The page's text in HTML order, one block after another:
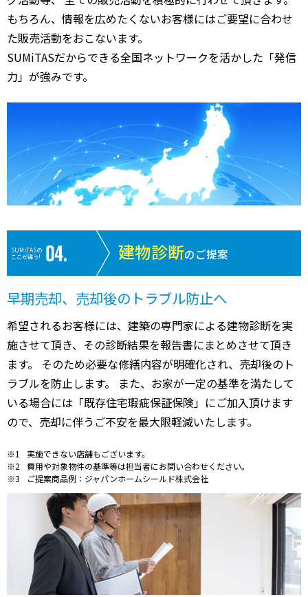
もちろん、情報を広めたくないお客様にはご要望に合わせ
た販売活動をおこないます。
SUMiTASだからできる全国ネットワークを活かした「発信
力」が強みです。
SUMiTASの
ここが違う!
建物診断のご提案
早期売却、売却後のトラブル防止へ
希望されるお客様には、建築の専門家による建物診断を実
施させて頂き、その診断結果を報告書にまとめさせて頂き
ます。 そのため必要な修繕内容が明確化され、売却後のト
ラブルを防止します。 また、お家が一定の基準を満たして
いる場合には「既存住宅瑕疵保証保険」にご加入頂けます
ので、売却に伴うご不安を最大限軽減いたします。
実施できない店舗もございます。
費用や対象物件の基準等は担当者にお問い合わせください。
ご提案商品例：ジャパンホームシールド株式会社